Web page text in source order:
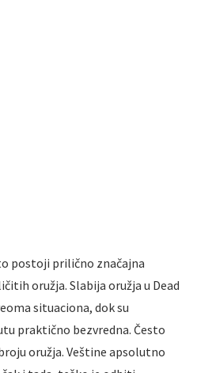
postoji prilično značajna
oružja. Slabija oružja u Dead
situaciona, dok su
praktično bezvredna. Često
oružja. Veštine apsolutno